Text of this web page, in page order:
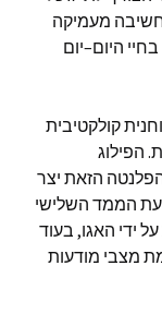
מעמיקה
היום–יום
קולקטיבית
. הפילוג
הזאת יצר
הממד השלישי
ידי האגו, בעוד
מצבי מודעות